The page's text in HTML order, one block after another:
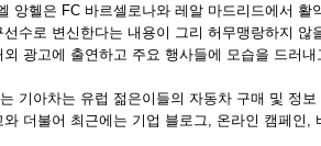
앙헬은 FC 바르셀로나와 레알 마드리드에서
수로 변신한다는 내용이 그리 허무맹랑하지
광고에 출연하고 주요 행사들에 모습을 드러내
기아차는 유럽 젊은이들의 자동차 구매 및 정
더불어 최근에는 기업 블로그, 온라인 캠페인,